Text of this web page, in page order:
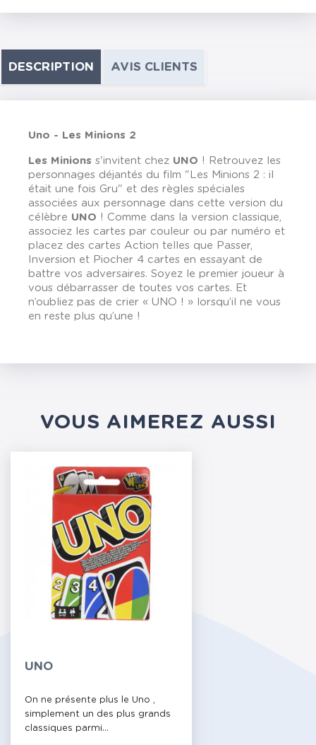
DESCRIPTION AVIS CLIENTS
Uno - Les Minions 2
Les Minions s'invitent chez UNO ! Retrouvez les
personnages déjantés du film "Les Minions 2 : il
était une fois Gru" et des règles spéciales
associées aux personnage dans cette version du
célèbre UNO ! Comme dans la version classique,
associez les cartes par couleur ou par numéro et
placez des cartes Action telles que Passer,
Inversion et Piocher 4 cartes en essayant de
battre vos adversaires. Soyez le premier joueur à
vous débarrasser de toutes vos cartes. Et
n’oubliez pas de crier « UNO ! » lorsqu’il ne vous
en reste plus qu’une !
VOUS AIMEREZ AUSSI
UNO
On ne présente plus le Uno ,
simplement un des plus grands
classiques parmi...